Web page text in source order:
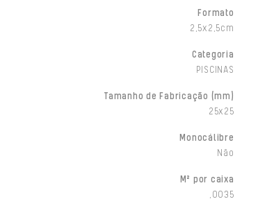
Formato
2,5x2,5cm
Categoria
PISCINAS
Tamanho de Fabricação (mm)
25x25
Monocálibre
Não
M² por caixa
,0035